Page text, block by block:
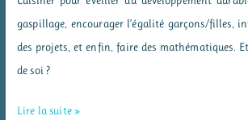
gaspillage, encourager l’égalité garçons/filles,
des projets, et enfin, faire des mathématiques.
de soi ?
Cuisiner
Lire la suite »